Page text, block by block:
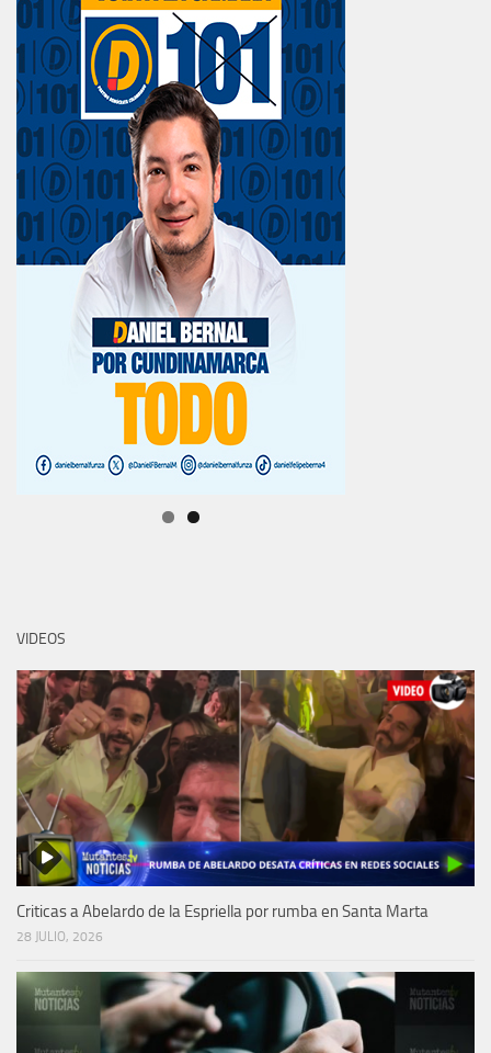
VIDEOS
Criticas a Abelardo de la Espriella por rumba en Santa Marta
28 JULIO, 2026